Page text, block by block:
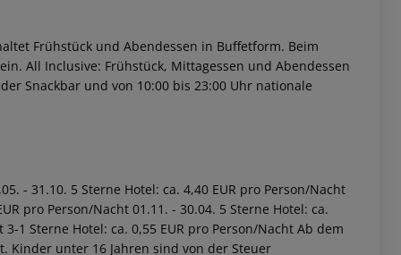
Frühstück und Abendessen in Buffetform. Beim
All Inclusive: Frühstück, Mittagessen und Abendessen
Snackbar und von 10:00 bis 23:00 Uhr nationale
- 31.10. 5 Sterne Hotel: ca. 4,40 EUR pro Person/Nacht
pro Person/Nacht 01.11. - 30.04. 5 Sterne Hotel: ca.
1 Sterne Hotel: ca. 0,55 EUR pro Person/Nacht Ab dem
Kinder unter 16 Jahren sind von der Steuer